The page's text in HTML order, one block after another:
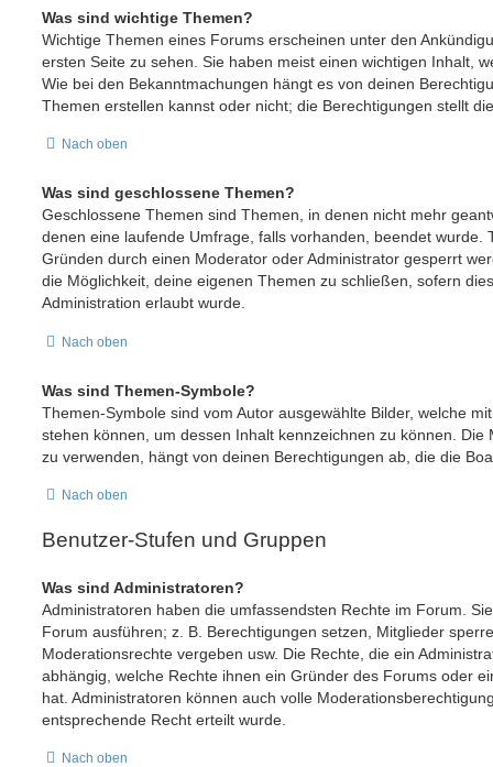
Was sind wichtige Themen?
Wichtige Themen eines Forums erscheinen unter den
ersten Seite zu sehen. Sie haben meist einen wichtigen Inhalt,
Wie bei den Bekanntmachungen hängt es von deinen
Themen erstellen kannst oder nicht; die Berechtigungen stellt
Nach oben
Was sind geschlossene Themen?
Geschlossene Themen sind Themen, in denen nicht mehr
denen eine laufende Umfrage, falls vorhanden, beendet wurde.
Gründen durch einen Moderator oder Administrator gesperrt
die Möglichkeit, deine eigenen Themen zu schließen, sofern
Administration erlaubt wurde.
Nach oben
Was sind Themen-Symbole?
Themen-Symbole sind vom Autor ausgewählte Bilder, welche
stehen können, um dessen Inhalt kennzeichnen zu können. Die
zu verwenden, hängt von deinen Berechtigungen ab, die die
Nach oben
Benutzer-Stufen und Gruppen
Was sind Administratoren?
Administratoren haben die umfassendsten Rechte im Forum.
Forum ausführen; z. B. Berechtigungen setzen, Mitglieder
Moderationsrechte vergeben usw. Die Rechte, die ein
abhängig, welche Rechte ihnen ein Gründer des Forums oder
hat. Administratoren können auch volle
entsprechende Recht erteilt wurde.
Nach oben